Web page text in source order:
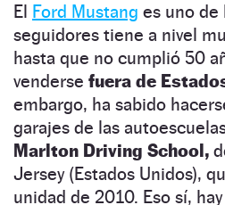
El Ford Mustang es uno de
seguidores tiene a nivel
hasta que no cumplió 50
venderse fuera de
embargo, ha sabido
garajes de las
Marlton Driving School,
Jersey (Estados Unidos),
unidad de 2010. Eso sí,